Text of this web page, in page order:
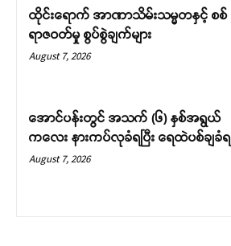
ထိုင်းရောက် အာဏာသိမ်းသမ္မတနှင့် စစ်
ရာဇဝတ်မှု စွပ်စွဲချက်များ
August 7, 2026
အောင်ပန်းတွင် အသက် (၆) နှစ်အရွယ်
ကလေး နားကပ်လုခံရပြီး ရေထဲပစ်ချခံရ
August 7, 2026